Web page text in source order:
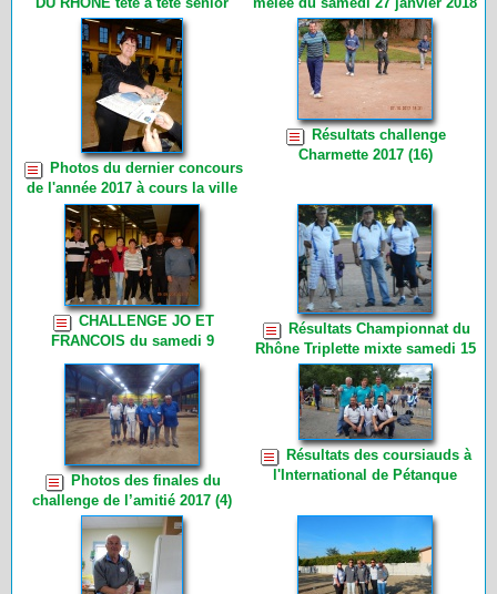
samedi 17 mars PHOTOS DE
CHOUPETTE (13)
par Choupette (18)
Photos du dernier concours
de l'année 2017 à cours la ville
(7)
Résultats challenge
Charmette 2017 (16)
CHALLENGE JO ET
FRANCOIS du samedi 9
Résultats Championnat du
Rhône Triplette mixte samedi 15
juillet et dimanche 16 juillet 2017
à Chaponnay (3)
Photos des finales du
challenge de l’amitié 2017 (4)
Résultats des coursiauds à
l'International de Pétanque